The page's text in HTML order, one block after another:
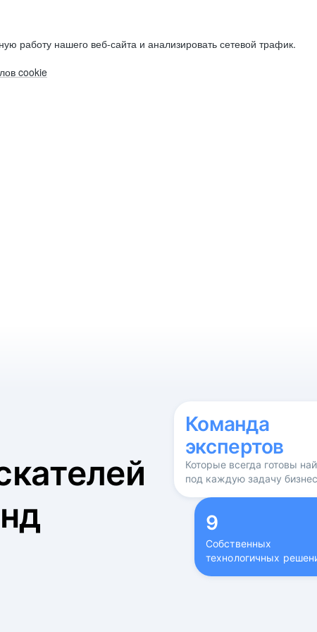
работу нашего веб-сайта и анализировать сетевой трафик.
cookie
Команда
экспертов
Которые всегда готовы
под каждую задачу
9
Собственных
технологичных